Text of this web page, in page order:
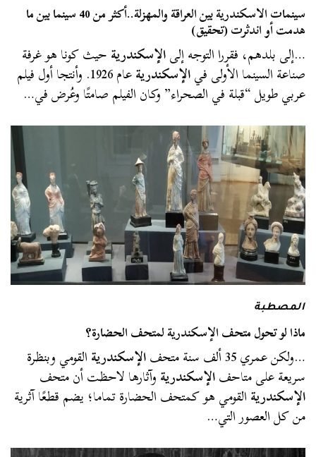
سينمات الاسكندرية بين العراقة والمهزلة..أكثر من 40 سينما بين ما
هدمت أو اندثرت (تحقيق)
…إلى بلدهم، فقررا التوجه إلىالإسكندريةحيث كونا هو غرفة
صناعة السينما الأولى فيالإسكندرية عام 1926. وأنتجا أول فيلم
عربي طويل “قبلة في الصحراء” وكان الفيلم صامتًا وعُرض في…
المصطبة
ماذا لو تحول متحف الإسكندرية لمتحف الحضارة؟
…ولكن عمري 35 ألف سنة متحف الإسكندريةالقومي وبنظرة
سريعة على متاحفالإسكندريةوآثارها لاحظت أن متحف
الإسكندريةالقومي هو كمتحف الحضارة تماما؛ يضم قطعًا آثرية
من كل العصور التي…